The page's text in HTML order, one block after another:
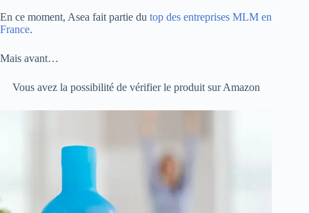
En ce moment, Asea fait partie du top des entreprises MLM en
France.
Mais avant…
Vous avez la possibilité de vérifier le produit sur Amazon